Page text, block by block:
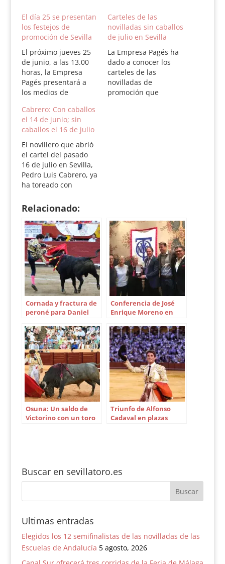
El día 25 se presentan
los festejos de
promoción de Sevilla
El próximo jueves 25
de junio, a las 13.00
horas, la Empresa
Pagés presentará a
los medios de
carteles de las
novilladas de
promoción que, como
es tradicional, se
celebrarán durante el
mes de julio en la
Real Maestranza de
Caballería de Sevilla.
en…
Carteles de las
novilladas sin caballos
de julio en Sevilla
La Empresa Pagés ha
dado a conocer los
carteles de las
novilladas de
promoción que
Cabrero: Con caballos
el 14 de junio; sin
caballos el 16 de julio
El novillero que abrió
el cartel del pasado
16 de julio en Sevilla,
Pedro Luis Cabrero, ya
ha toreado con
notas remitidas a los
medios “nació en Ávila
el 30 de diciembre de
1987 y es alumno de
la escuela taurina
Marcial Lalanda de
Madrid. Su
presentación…
Relacionado:
Cornada y fractura de
peroné para Daniel
Conferencia de José
Enrique Moreno en
Osuna: Un saldo de
Victorino con un toro
Triunfo de Alfonso
Cadaval en plazas
Buscar en sevillatoro.es
Ultimas entradas
Elegidos los 12 semifinalistas de las novilladas de las
Escuelas de Andalucía 5 agosto, 2026